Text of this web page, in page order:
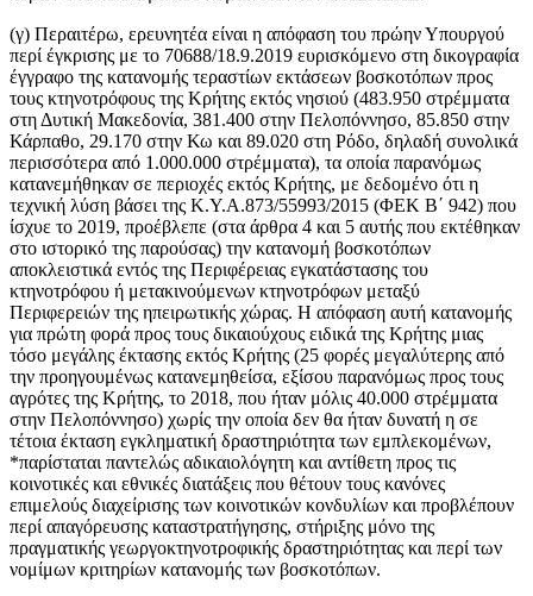
(γ) Περαιτέρω, ερευνητέα είναι η απόφαση του πρώην Υπουργού
περί έγκρισης με το 70688/18.9.2019 ευρισκόμενο στη δικογραφία
έγγραφο της κατανομής τεραστίων εκτάσεων βοσκοτόπων προς
τους κτηνοτρόφους της Κρήτης εκτός νησιού (483.950 στρέμματα
στη Δυτική Μακεδονία, 381.400 στην Πελοπόννησο, 85.850 στην
Κάρπαθο, 29.170 στην Κω και 89.020 στη Ρόδο, δηλαδή συνολικά
περισσότερα από 1.000.000 στρέμματα), τα οποία παρανόμως
κατανεμήθηκαν σε περιοχές εκτός Κρήτης, με δεδομένο ότι η
τεχνική λύση βάσει της Κ.Υ.Α.873/55993/2015 (ΦΕΚ Β΄ 942) που
ίσχυε το 2019, προέβλεπε (στα άρθρα 4 και 5 αυτής που εκτέθηκαν
στο ιστορικό της παρούσας) την κατανομή βοσκοτόπων
αποκλειστικά εντός της Περιφέρειας εγκατάστασης του
κτηνοτρόφου ή μετακινούμενων κτηνοτρόφων μεταξύ
Περιφερειών της ηπειρωτικής χώρας. Η απόφαση αυτή κατανομής
για πρώτη φορά προς τους δικαιούχους ειδικά της Κρήτης μιας
τόσο μεγάλης έκτασης εκτός Κρήτης (25 φορές μεγαλύτερης από
την προηγουμένως κατανεμηθείσα, εξίσου παρανόμως προς τους
αγρότες της Κρήτης, το 2018, που ήταν μόλις 40.000 στρέμματα
στην Πελοπόννησο) χωρίς την οποία δεν θα ήταν δυνατή η σε
τέτοια έκταση εγκληματική δραστηριότητα των εμπλεκομένων,
*παρίσταται παντελώς αδικαιολόγητη και αντίθετη προς τις
κοινοτικές και εθνικές διατάξεις που θέτουν τους κανόνες
επιμελούς διαχείρισης των κοινοτικών κονδυλίων και προβλέπουν
περί απαγόρευσης καταστρατήγησης, στήριξης μόνο της
πραγματικής γεωργοκτηνοτροφικής δραστηριότητας και περί των
νομίμων κριτηρίων κατανομής των βοσκοτόπων.